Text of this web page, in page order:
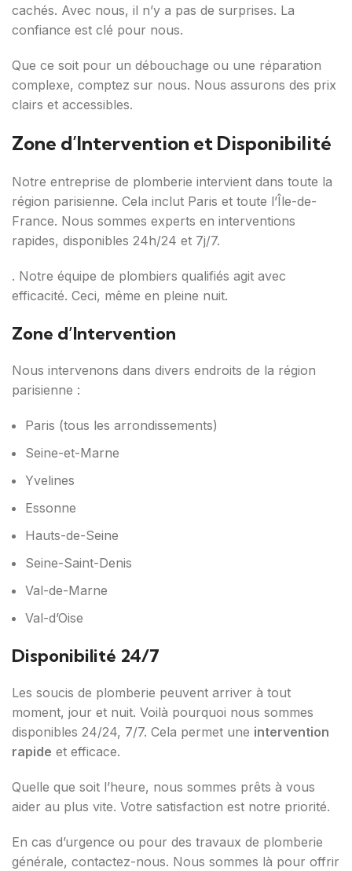
cachés. Avec nous, il n’y a pas de surprises. La
confiance est clé pour nous.
Que ce soit pour un débouchage ou une réparation
complexe, comptez sur nous. Nous assurons des prix
clairs et accessibles.
Zone d’Intervention et Disponibilité
Notre entreprise de plomberie intervient dans toute la
région parisienne. Cela inclut Paris et toute l’Île-de-
France. Nous sommes experts en interventions
rapides, disponibles 24h/24 et 7j/7.
. Notre équipe de plombiers qualifiés agit avec
efficacité. Ceci, même en pleine nuit.
Zone d’Intervention
Nous intervenons dans divers endroits de la région
parisienne :
Paris (tous les arrondissements)
Seine-et-Marne
Yvelines
Essonne
Hauts-de-Seine
Seine-Saint-Denis
Val-de-Marne
Val-d’Oise
Disponibilité 24/7
Les soucis de plomberie peuvent arriver à tout
moment, jour et nuit. Voilà pourquoi nous sommes
disponibles 24/24, 7/7. Cela permet une intervention
rapide et efficace.
Quelle que soit l’heure, nous sommes prêts à vous
aider au plus vite. Votre satisfaction est notre priorité.
En cas d’urgence ou pour des travaux de plomberie
générale, contactez-nous. Nous sommes là pour offrir